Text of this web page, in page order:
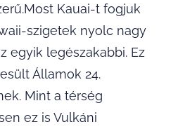
Kauai-t fogjuk
szigetek nyolc nagy
egyik legészakabbi. Ez
Államok 24.
Mint a térség
ez is Vulkáni